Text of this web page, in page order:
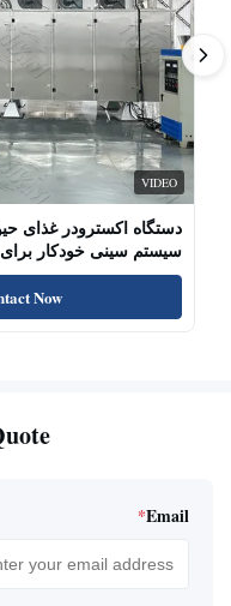
VIDEO
دستگاه اکسترودر غذای
سیستم سینی خودکار
سگ، چوب‌های خشک شده
Now
Email
*